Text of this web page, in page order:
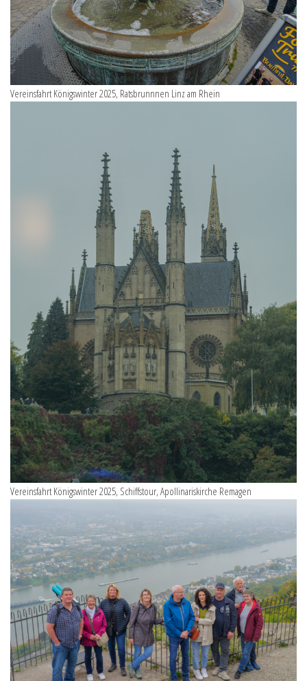
Vereinsfahrt Königswinter 2025, Ratsbrunnnen Linz am Rhein
Vereinsfahrt Königswinter 2025, Schiffstour, Apollinariskirche Remagen